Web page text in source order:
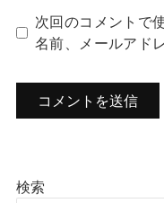
次回のコメントで
名前、メールアド
検索